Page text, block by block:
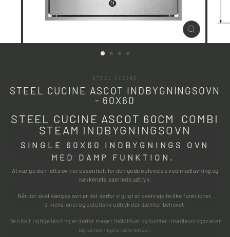
LUK
(ESC)
STEEL CUCINE
STEEL CUCINE ASCOT INDBYGNINGSOVN
- 60X60
STEEL CUCINE ASCOT 60CM COMBI
STEAM INDBYGNINGSOVN
SINGLE 60X60 INDBYGNINGS OVN
MED DAMP FUNKTION.
At vælge den rette ovn er essentielt for den gode oplevelse ved madlavning og
køkkenets samlede udtryk.
Når der skal vælges ovn er det derfor vigtigt at overveje hvilke funktioner,
dimensioner og estetiske udtryk der dækker behovet.
Den helt rigtige løsning er derfor meget individuel og bunder i madlavningsvaner
og personlige præferencer.